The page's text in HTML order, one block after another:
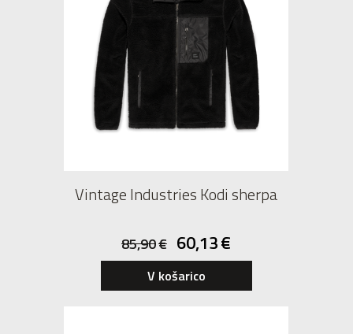
Vintage Industries Kodi sherpa
85,90€ 60,13€
V košarico